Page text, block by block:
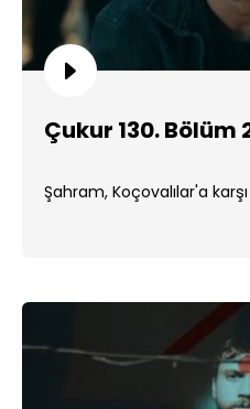
Çukur 130. Bölüm
Şahram, Koçovalılar'a